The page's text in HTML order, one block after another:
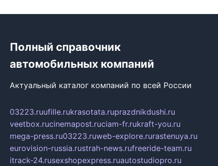
Полный справочник
автомобильных компаний
Актуальный каталог компаний по всей России
03223.ruufille.rukrasotata.ruprazdnikdushi.ru
veetbox.rucinemapost.ruciam-fr.rukraft-you.ru
mega-press.ru03223.ruweb-explore.rurastenuya.ru
eurovision-russia.rustrah-news.rufreeride-team.ru
itrack-24.rusexshopexpress.ruautostudiopro.ru